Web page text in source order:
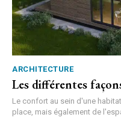
ARCHITECTURE
Les différentes
Le confort au sein d'une
place, mais également de